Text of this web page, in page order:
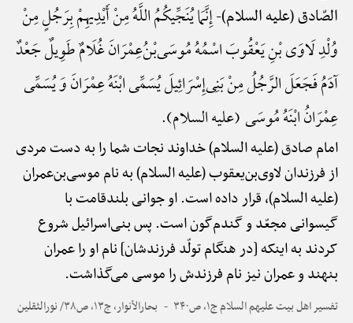
الصّادق (علیه السلام)-إِنَّمَا یُنَجِّیکُمُ اللَّهُ مِنْ أَیْدِیهِمْ بِرَجُلٍ مِنْ
وُلْدِ لَاوَی بْنِ یَعْقُوبَ اسْمُهُ مُوسَی‌بْنُ‌عِمْرَانَ غُلَامٌ طَوِیلٌ جَعْدٌ
آدَمُ فَجَعَلَ الرَّجُلُ مِنْ بَنِی‌إِسْرَائِیلَ یُسَمِّی ابْنَهُ عِمْرَانَ وَ یُسَمِّی
عِمْرَانُ ابْنَهُ مُوسَی (علیه السلام).
امام صادق (علیه السلام) خداوند نجات شما را به دست مردی
از فرزندان لاوی‌بن‌یعقوب (علیه السلام) به نام موسی‌بن‌عمران
(علیه السلام)، قرار داده است. او جوانی بلندقامت با
گیسوانی مجعّد و گندم‌گون است. پس بنی‌اسرائیل شروع
کردند به اینکه [در هنگام تولّد فرزندشان] نام او را عمران
بنهند و عمران نیز نام فرزندش را موسی می‌گذاشت.
تفسیر اهل بیت علیهم السلام ج۱، ص۳۴۰ بحارالأنوار، ج۱۳، ص۳۸/ نورالثقلین